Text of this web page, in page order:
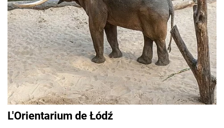
L'Orientarium de Łódź